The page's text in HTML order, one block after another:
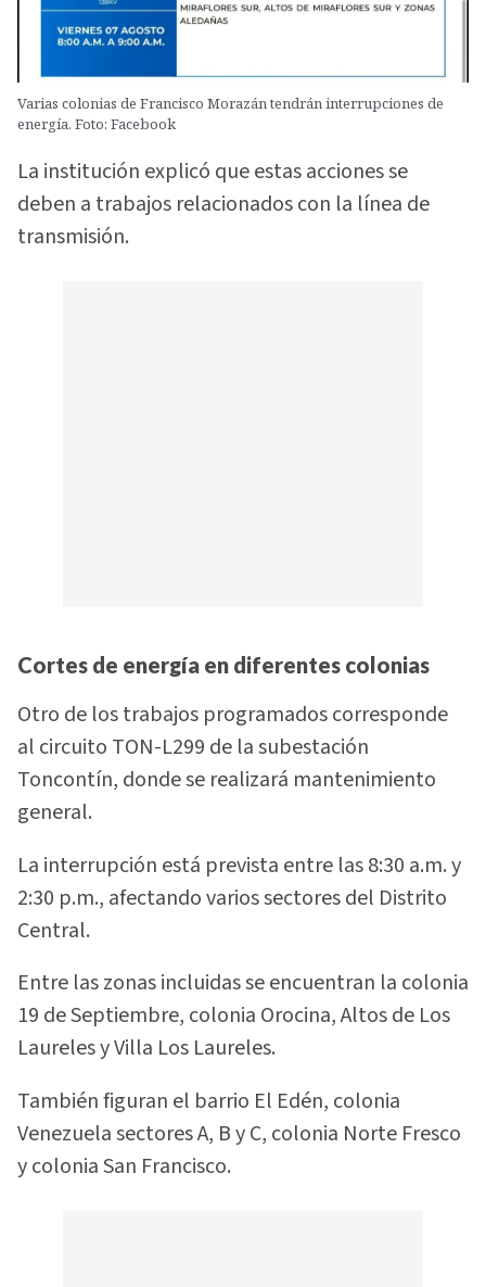
Varias colonias de Francisco Morazán tendrán interrupciones de
energía. Foto: Facebook
La institución explicó que estas acciones se
deben a trabajos relacionados con la línea de
transmisión.
Cortes de energía en diferentes colonias
Otro de los trabajos programados corresponde
al circuito TON-L299 de la subestación
Toncontín, donde se realizará mantenimiento
general.
La interrupción está prevista entre las 8:30 a.m. y
2:30 p.m., afectando varios sectores del Distrito
Central.
Entre las zonas incluidas se encuentran la colonia
19 de Septiembre, colonia Orocina, Altos de Los
Laureles y Villa Los Laureles.
También figuran el barrio El Edén, colonia
Venezuela sectores A, B y C, colonia Norte Fresco
y colonia San Francisco.